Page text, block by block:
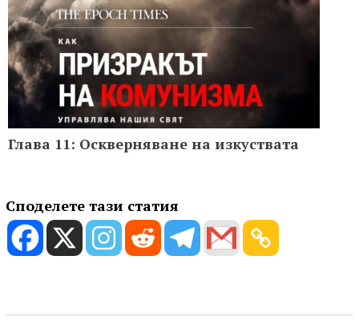
Глава 11: Оскверняване на изкуствата
Споделете тази статия